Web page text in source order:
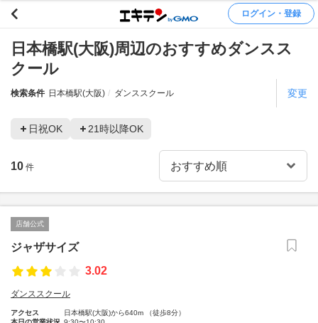
ログイン・登録
日本橋駅(大阪)周辺のおすすめダンスス
クール
検索条件 日本橋駅(大阪) ダンススクール 変更
日祝OK 21時以降OK
10 件
店舗公式
ジャザサイズ
3.02
ダンススクール
アクセス
日本橋駅(大阪)から640m （徒歩8分）